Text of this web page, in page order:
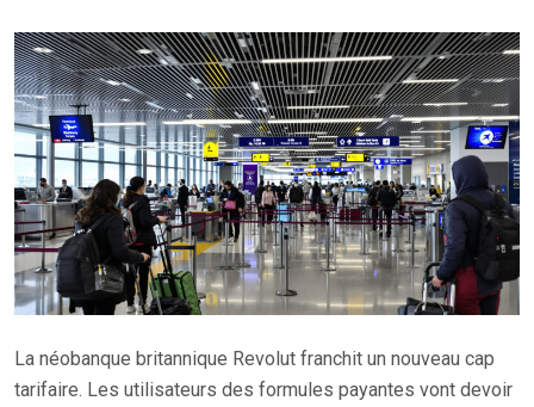
La néobanque britannique Revolut franchit un nouveau cap
tarifaire. Les utilisateurs des formules payantes vont devoir